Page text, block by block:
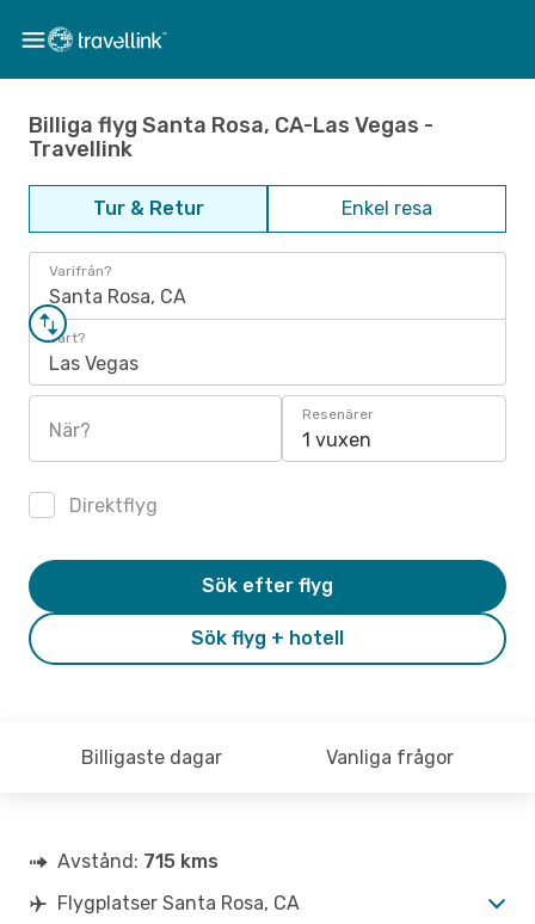
Billiga flyg Santa Rosa, CA-Las Vegas -
Travellink
Tur & Retur Enkel resa
Varifrån?
Santa Rosa, CA
Vart?
Las Vegas
När?
Resenärer
1 vuxen
Direktflyg
Sök flyg + hotell
Sök efter flyg
Billigaste dagar Vanliga frågor
Avstånd: 715 kms
Flygplatser Santa Rosa, CA